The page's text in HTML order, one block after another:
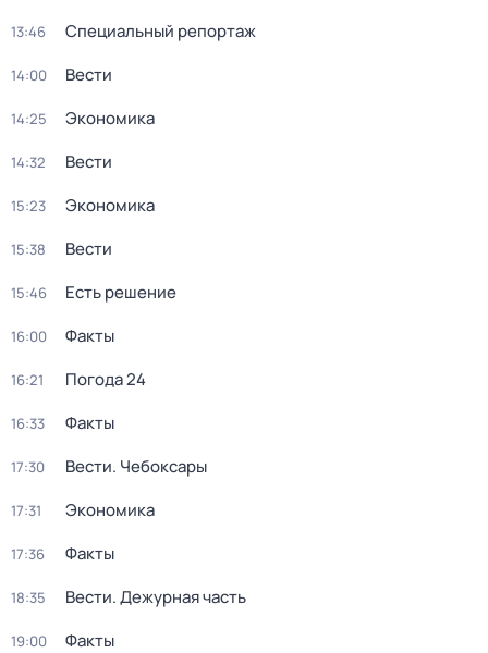
13:46 Специальный репортаж
14:00 Вести
14:25 Экономика
14:32 Вести
15:23 Экономика
15:38 Вести
15:46 Есть решение
16:00 Факты
16:21 Погода 24
16:33 Факты
17:30 Вести. Чебоксары
17:31 Экономика
17:36 Факты
18:35 Вести. Дежурная часть
19:00 Факты